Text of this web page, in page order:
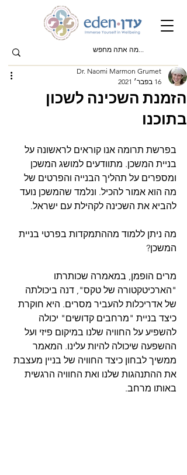
הזמנת השכינה לשכון
בתוכנו
Dr. Naomi Marmon Grumet
16 בפבר׳ 2021
בפרשת תרומה אנו קוראים לראשונה על
בניית המשכן. מתוודעים למושג המשכן
ומספרים על תהליך הבנייה והפרטים של
מה הוא אמור להכיל. ונלמד שהמשכן נועד
להביא את השכינה לקהילת עם ישראל.
מה ניתן ללמוד מההתמקדות בפרטי בניית
המשכן?
מרים הופמן, במאמרה שכותרתו
"הארכיטקטורה של טקס", דנה ביכולתה
של אדריכלות להעביר מסרים. היא חוקרת
כיצד בניית "מרחבים קדושים" יכולה
להשפיע על החוויה שלנו במיקום פיזי ועל
ההשפעה שיכולה להיות עלינו. המאמר
ממשיך לבחון כיצד החוויה של בניין מעצבת
את ההתנהגות שלנו ואת החוויה הרגשית
באותו מרחב.